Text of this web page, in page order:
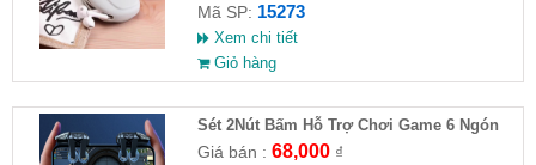
Mã SP: 15273
Xem chi tiết
Giỏ hàng
Sét 2Nút Bấm Hỗ Trợ Chơi Game 6 Ngón
G21
Giá bán : 68,000₫